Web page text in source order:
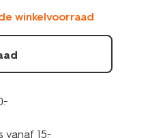
winkelvoorraad
vanaf 15.-